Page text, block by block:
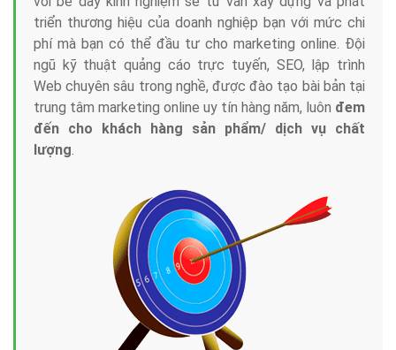
triển thương hiệu của doanh nghiệp bạn với mức chi
phí mà bạn có thể đầu tư cho marketing online. Đội
ngũ kỹ thuật quảng cáo trực tuyến, SEO, lập trình
Web chuyên sâu trong nghề, được đào tạo bài bản tại
trung tâm marketing online uy tín hàng năm, luôn đem
đến cho khách hàng sản phẩm/ dịch vụ chất
lượng.